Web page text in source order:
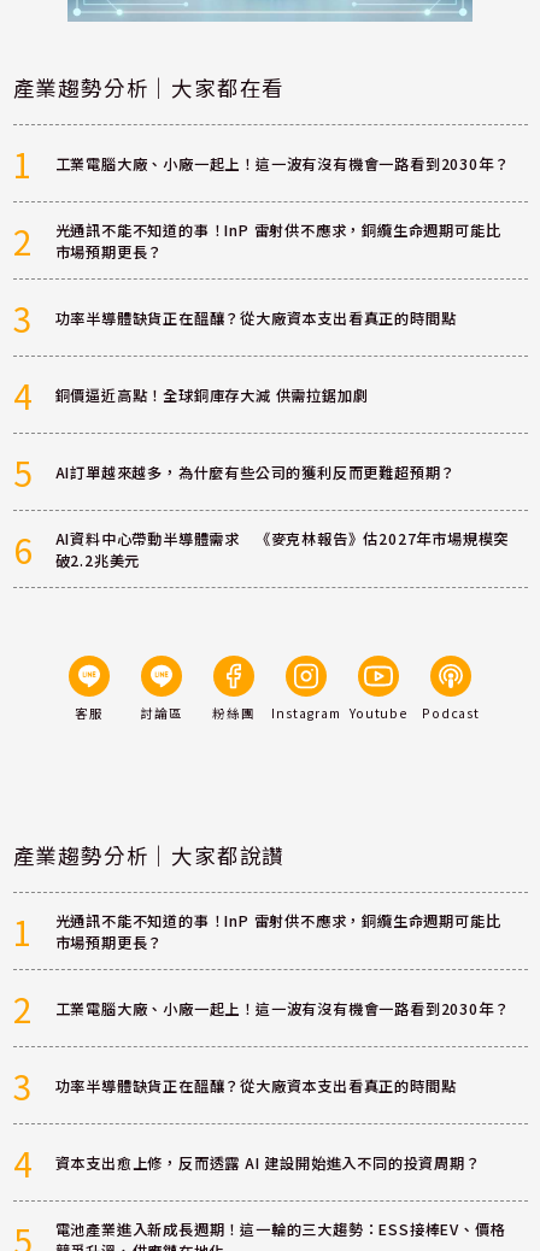
產業趨勢分析｜大家都在看
1 工業電腦大廠、小廠一起上！這一波有沒有機會一路看到2030年？
2
光通訊不能不知道的事！InP 雷射供不應求，銅纜生命週期可能比
市場預期更長？
3 功率半導體缺貨正在醞釀？從大廠資本支出看真正的時間點
4 銅價逼近高點！全球銅庫存大減 供需拉鋸加劇
5 AI訂單越來越多，為什麼有些公司的獲利反而更難超預期？
6
AI資料中心帶動半導體需求 《麥克林報告》估2027年市場規模突
破2.2兆美元
客服 討論區 粉絲團 Instagram Youtube Podcast
產業趨勢分析｜大家都說讚
1
光通訊不能不知道的事！InP 雷射供不應求，銅纜生命週期可能比
市場預期更長？
2 工業電腦大廠、小廠一起上！這一波有沒有機會一路看到2030年？
3 功率半導體缺貨正在醞釀？從大廠資本支出看真正的時間點
4 資本支出愈上修，反而透露 AI 建設開始進入不同的投資周期？
5
電池產業進入新成長週期！這一輪的三大趨勢：ESS接棒EV、價格